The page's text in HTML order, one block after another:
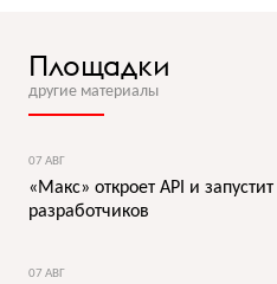
Площадки
другие материалы
07 АВГ
«Макс» откроет API и
разработчиков
07 АВГ